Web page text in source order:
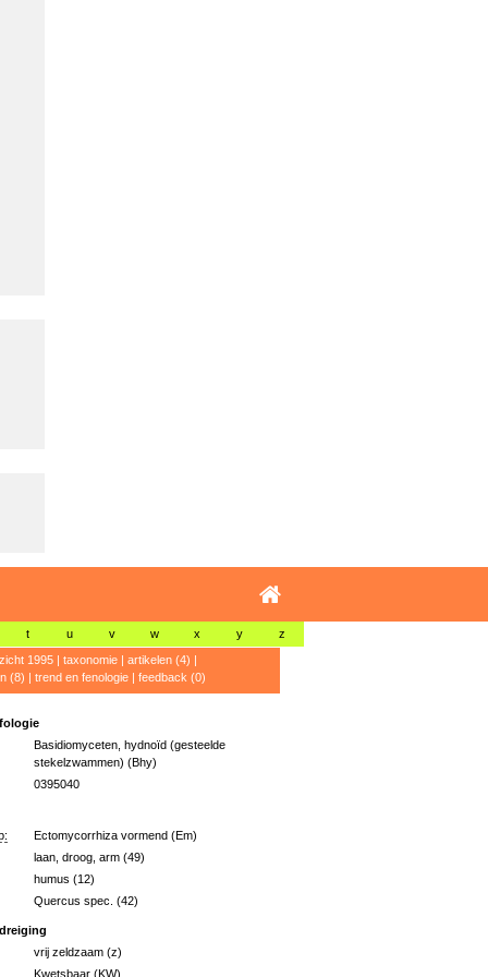
t u v w x y z
1995| taxonomie| artikelen (4) |
(8) | trend en fenologie| feedback (0)
Basidiomyceten, hydnoïd (gesteelde
stekelzwammen) (Bhy)
0395040
Ectomycorrhiza vormend (Em)
laan, droog, arm (49)
humus (12)
Quercus spec. (42)
vrij zeldzaam (z)
Kwetsbaar (KW)